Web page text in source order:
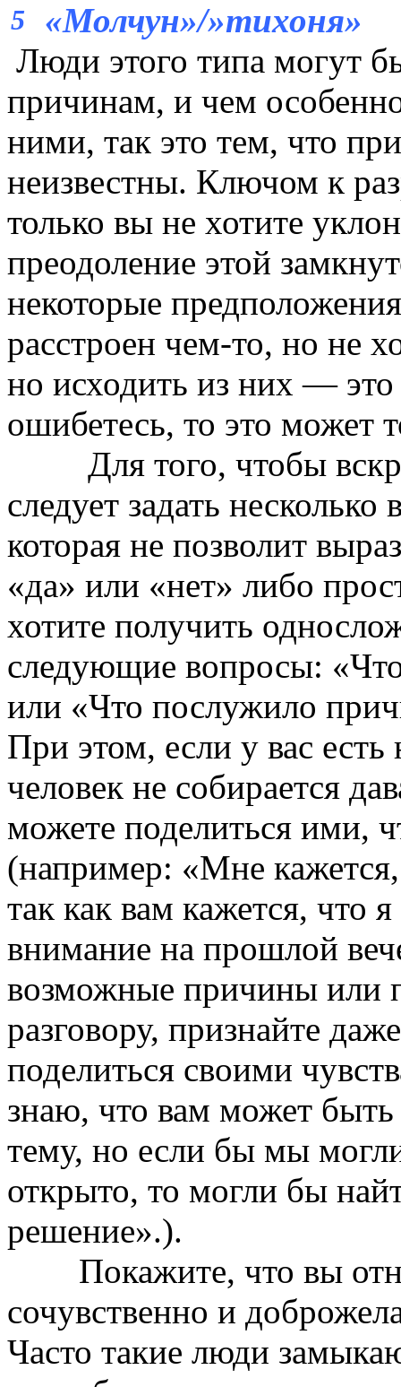
5
«Молчун»/»тихоня»
Люди этого типа могут
причинам, и чем
ними, так это тем, что
неизвестны. Ключом к
только вы не хотите
преодоление этой
некоторые
расстроен чем-то, но не
но исходить из них —
ошибетесь, то это может
Для того, чтобы
следует задать
которая не позволит
«да» или «нет» либо
хотите получить
следующие вопросы:
или «Что послужило
При этом, если у вас
человек не собирается
можете поделиться ими,
(например: «Мне
так как вам кажется, что
внимание на прошлой
возможные причины или
разговору, признайте
поделиться своими
знаю, что вам может
тему, но если бы мы
открыто, то могли бы
решение».).
Покажите, что вы
сочувственно и
Часто такие люди